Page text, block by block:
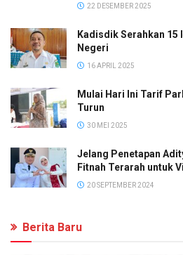
22 DESEMBER 2025
Kadisdik Serahkan 15
Negeri
16 APRIL 2025
Mulai Hari Ini Tarif
Turun
30 MEI 2025
Jelang Penetapan
Fitnah Terarah untuk
20 SEPTEMBER 2024
Berita Baru